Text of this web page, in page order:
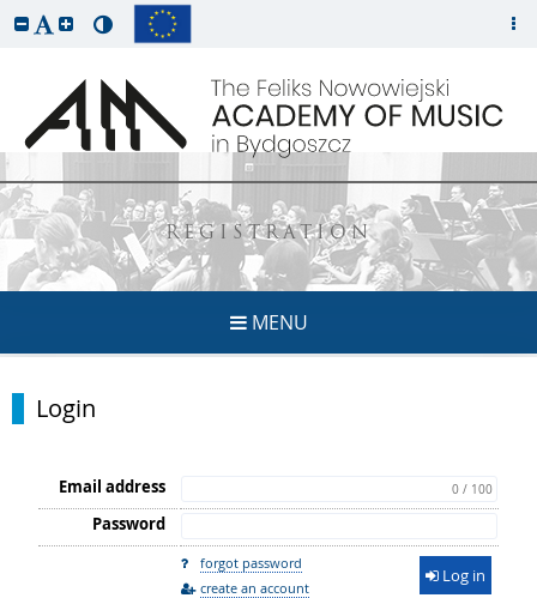
REGISTRATION
MENU
Login
Email address 0 / 100
Password
forgot password
create an account
Log in